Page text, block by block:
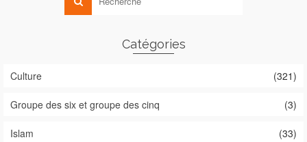
Catégories
Culture (321)
Groupe des six et groupe des cinq (3)
Islam (33)